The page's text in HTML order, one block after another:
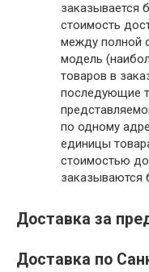
заказывается
стоимость
между полной
модель
товаров в
последующие
по одному
единицы
стоимостью
заказываются
Доставка за
Доставка по